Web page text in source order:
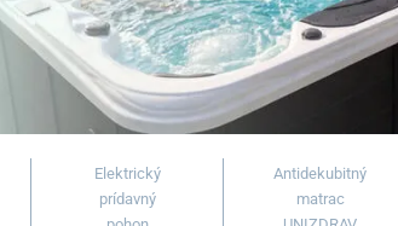
Elektrický
prídavný
Antidekubitný
matrac